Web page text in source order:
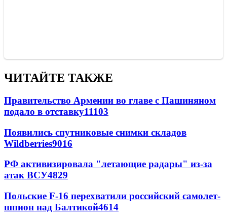
ЧИТАЙТЕ ТАКЖЕ
Правительство Армении во главе с Пашиняном
подало в отставку11103
Появились спутниковые снимки складов
Wildberries9016
РФ активизировала "летающие радары" из-за
атак ВСУ4829
Польские F-16 перехватили российский самолет-
шпион над Балтикой4614